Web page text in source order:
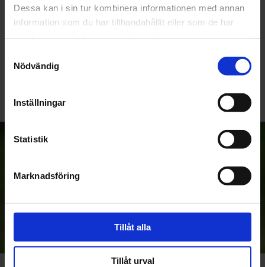
Dessa kan i sin tur kombinera informationen med annan
information som du har tillhandahållit eller som de har
Nödvändig
Inställningar
Statistik
Marknadsföring
Tillåt alla
Tillåt urval
Anmäl dig till vårt nyhetsbrev!